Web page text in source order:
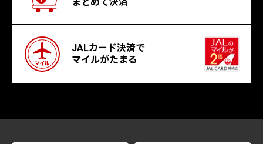
まとめて決済
JALカード決済で
マイルがたまる